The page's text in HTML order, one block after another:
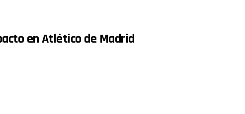
en Atlético de Madrid